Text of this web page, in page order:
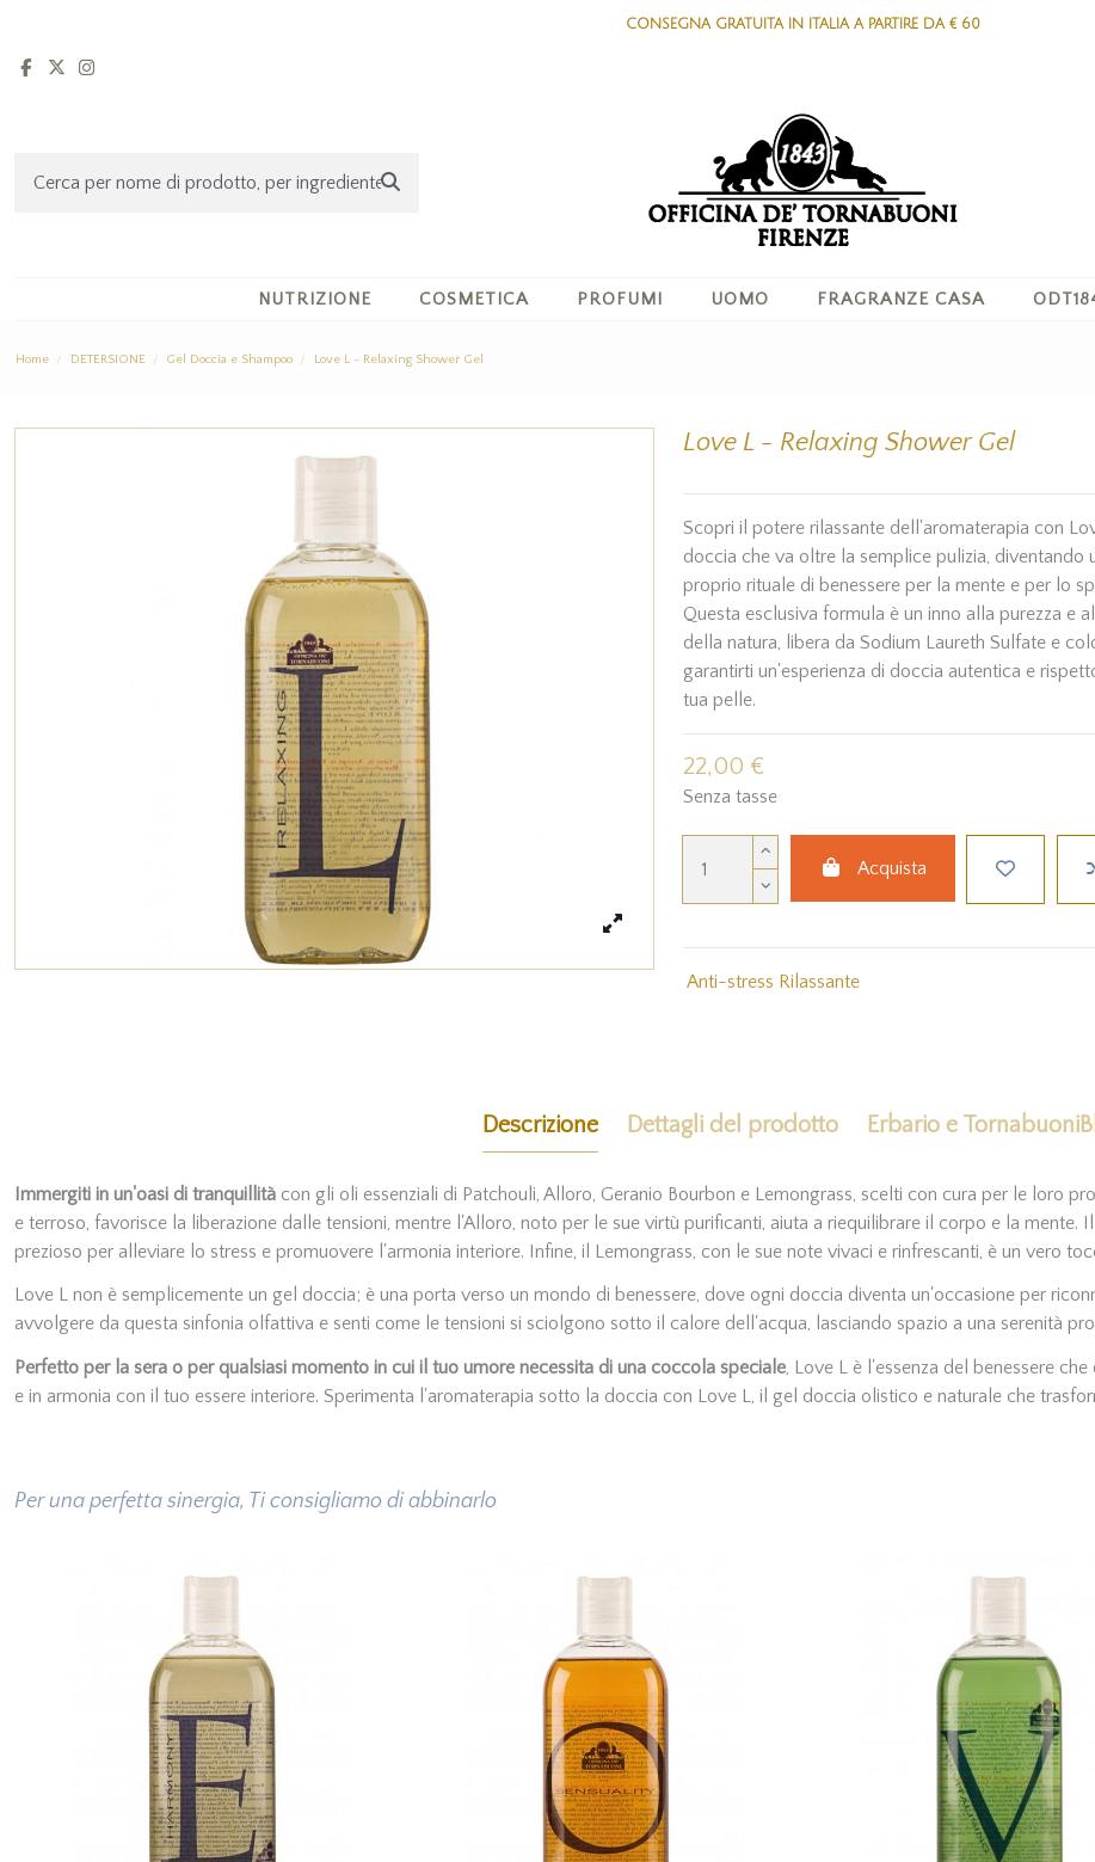
CONSEGNA GRATUITA IN ITALIA A PARTIRE DA € 60
NUTRIZIONE COSMETICA PROFUMI UOMO FRAGRANZE CASA
Home DETERSIONE Gel Doccia e Shampoo Love L - Relaxing Shower Gel
Love L - Relaxing Shower Gel
Scopri il potere rilassante dell'aromaterapia con
doccia che va oltre la semplice pulizia, diventando
proprio rituale di benessere per la mente e per lo
Questa esclusiva formula è un inno alla purezza e
della natura, libera da Sodium Laureth Sulfate e
garantirti un'esperienza di doccia autentica e
tua pelle.
22,00 €
Senza tasse
Acquista
Anti-stress Rilassante
Descrizione Dettagli del prodotto Erbario e
Immergiti in un'oasi di tranquillità con gli oli essenziali di Patchouli, Alloro, Geranio Bourbon e Lemongrass, scelti con cura per le loro
e terroso, favorisce la liberazione dalle tensioni, mentre l'Alloro, noto per le sue virtù purificanti, aiuta a riequilibrare il corpo e la mente.
prezioso per alleviare lo stress e promuovere l'armonia interiore. Infine, il Lemongrass, con le sue note vivaci e rinfrescanti, è un vero
Love L non è semplicemente un gel doccia; è una porta verso un mondo di benessere, dove ogni doccia diventa un'occasione per
avvolgere da questa sinfonia olfattiva e senti come le tensioni si sciolgono sotto il calore dell'acqua, lasciando spazio a una serenità
Perfetto per la sera o per qualsiasi momento in cui il tuo umore necessita di una coccola speciale, Love L è l'essenza del benessere
e in armonia con il tuo essere interiore. Sperimenta l'aromaterapia sotto la doccia con Love L, il gel doccia olistico e naturale che
Per una perfetta sinergia, Ti consigliamo di abbinarlo